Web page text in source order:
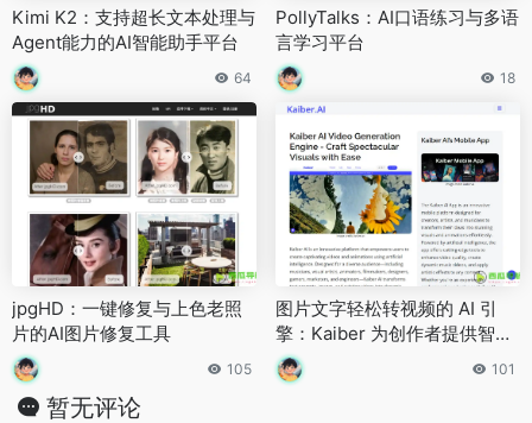
Kimi K2：支持超长文本处理与
Agent能力的AI智能助手平台
64
PollyTalks：AI口语练习与多语
言学习平台
18
jpgHD：一键修复与上色老照
片的AI图片修复工具
105
图片文字轻松转视频的 AI 引
擎：Kaiber 为创作者提供智能
视频生成体验
101
暂无评论